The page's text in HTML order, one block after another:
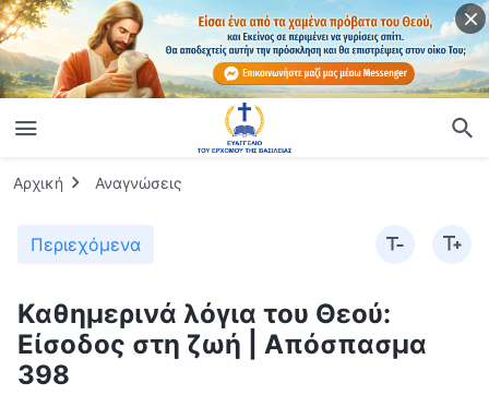
Αρχική Αναγνώσεις
Περιεχόμενα
Καθημερινά λόγια του Θεού:
Είσοδος στη ζωή | Απόσπασμα
398